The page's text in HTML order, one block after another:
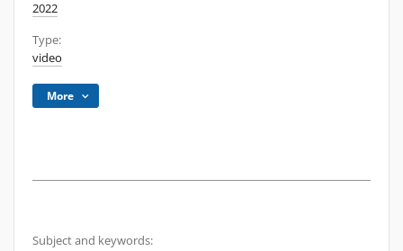
2022
Type:
video
More
Subject and keywords: